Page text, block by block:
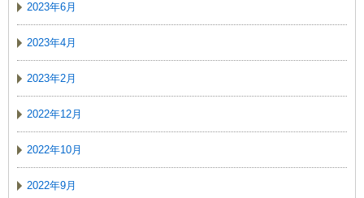
2023年6月
2023年4月
2023年2月
2022年12月
2022年10月
2022年9月